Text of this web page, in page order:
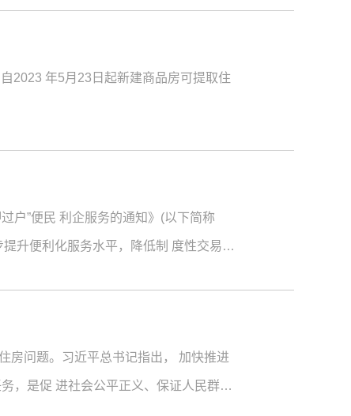
2023 年5月23日起新建商品房可提取住
户”便民 利企服务的通知》(以下简称
升便利化服务水平，降低制 度性交易成
房问题。习近平总书记指出， 加快推进
，是促 进社会公平正义、保证人民群众